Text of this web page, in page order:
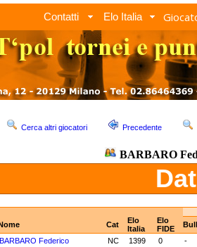
Contatti Elo Italia
Cerca altri giocatori Precedente
BARBARO
Cat
Elo
Italia
Elo
FIDE
BARBARO Federico
NC 1399 0
-